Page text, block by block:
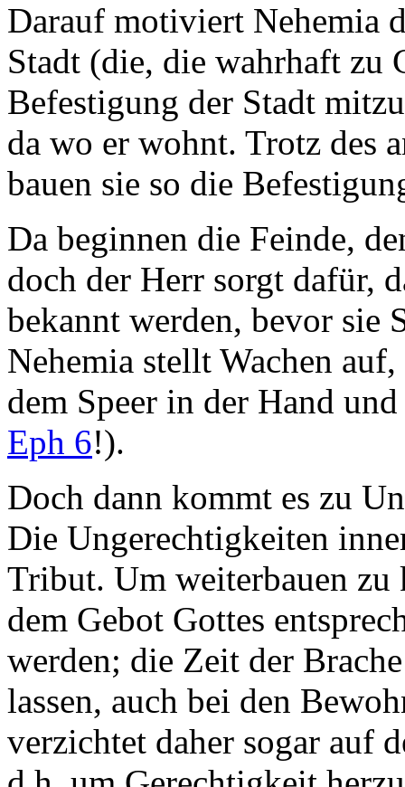
Darauf motiviert Nehemia
Stadt (die, die wahrhaft zu
Befestigung der Stadt
da wo er wohnt. Trotz des
bauen sie so die
Da beginnen die Feinde,
doch der Herr sorgt dafür,
bekannt werden, bevor sie
Nehemia stellt Wachen
dem Speer in der Hand
Eph 6!).
Doch dann kommt es zu
Die Ungerechtigkeiten
Tribut. Um weiterbauen zu
dem Gebot Gottes
werden; die Zeit der
lassen, auch bei den
verzichtet daher sogar auf